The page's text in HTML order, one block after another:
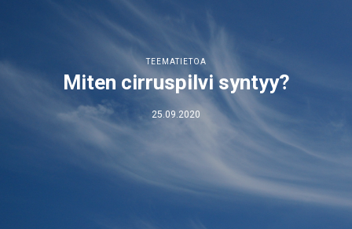
TEEMATIETOA
Miten cirruspilvi syntyy?
25.09.2020